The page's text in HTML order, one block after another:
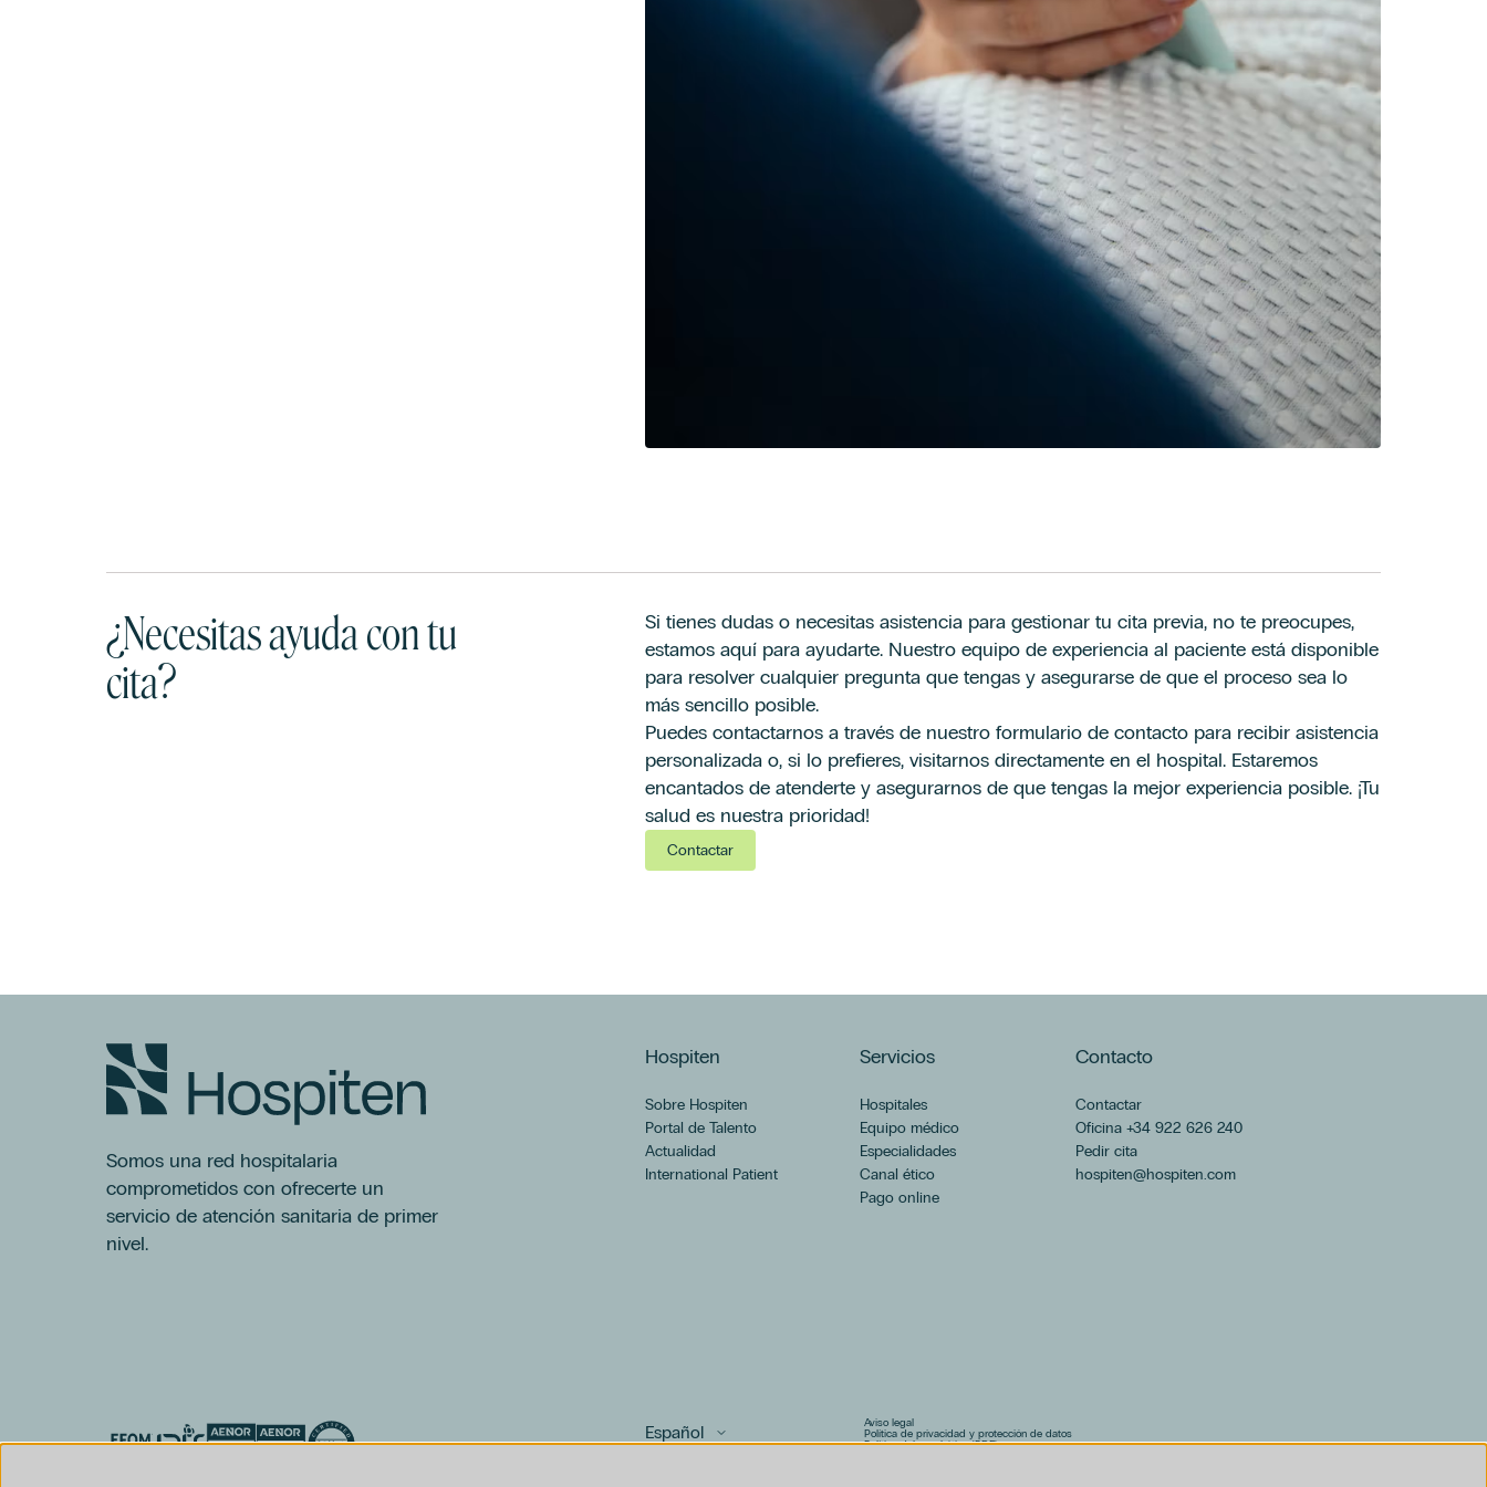
¿Necesitas ayuda con tu
cita?
Si tienes dudas o necesitas asistencia para gestionar tu cita previa, no te preocupes,
estamos aquí para ayudarte. Nuestro equipo de experiencia al paciente está disponible
para resolver cualquier pregunta que tengas y asegurarse de que el proceso sea lo
más sencillo posible.
Puedes contactarnos a través de nuestro formulario de contacto para recibir asistencia
personalizada o, si lo prefieres, visitarnos directamente en el hospital. Estaremos
encantados de atenderte y asegurarnos de que tengas la mejor experiencia posible. ¡Tu
salud es nuestra prioridad!
Contactar
Afirmo que he leído y acepto los términos en materia de protección de datos de la Cláusula informativa de
contacto.*
Acepto el envío de acciones y comunicaciones comerciales, incluido por medios electrónicos, y la elaboración
de perfiles con las finalidades expresadas de Hospiten cuya composición puedes ser consultada en el Aviso
Legal.
Afirmo que he leído y acepto los términos en materia de protección de datos de la Cláusula informativa de
contacto.*
Acepto el envío de acciones y comunicaciones comerciales, incluido por medios electrónicos, y la elaboración
de perfiles con las finalidades expresadas de Hospiten cuya composición puedes ser consultada en el Aviso
Legal.
Somos una red hospitalaria
comprometidos con ofrecerte un
servicio de atención sanitaria de primer
nivel.
Hospiten
Sobre Hospiten
Portal de Talento
Actualidad
International Patient
Servicios
Hospitales
Equipo médico
Especialidades
Canal ético
Pago online
Contacto
Contactar
Oficina +34 922 626 240
Pedir cita
hospiten@hospiten.com
Aviso legal
Política de privacidad y protección de datos
Política del canal ético (PDF)